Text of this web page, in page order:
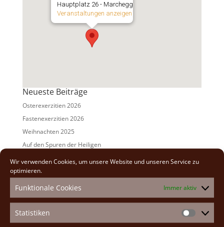
Wir verwenden Cookies, um unsere Website und unseren Service zu
optimieren.
Funktionale Cookies Immer aktiv
Statistiken
Hauptplatz 26 - Marchegg
Veranstaltungen anzeigen
Neueste Beiträge
Osterexerzitien 2026
Fastenexerzitien 2026
Weihnachten 2025
Auf den Spuren der Heiligen
Adventexerzitien 2025
2026(2)
2025(7)
2024(5)